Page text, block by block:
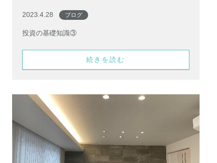
2023.4.28 ブログ
投資の基礎知識③
続きを読む